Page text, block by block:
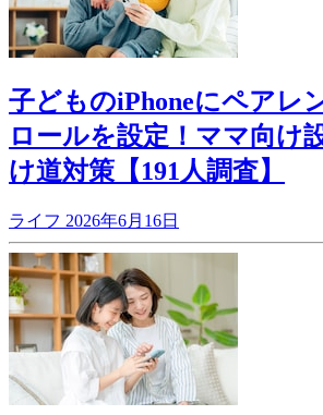
子どものiPhoneにペアレ
ロールを設定！ママ向け
け道対策【191人調査】
ライフ 2026年6月16日